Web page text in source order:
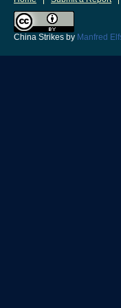
China Strikes by Manfred